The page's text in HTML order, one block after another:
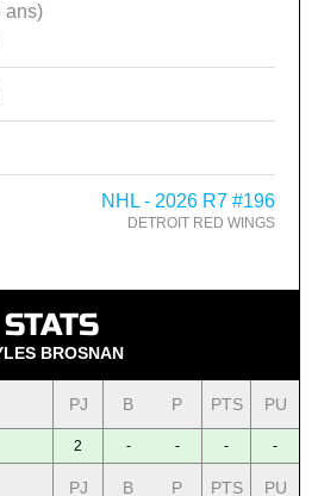
ans)
NHL - 2026 R7 #196
DETROIT RED WINGS
STATS
BROSNAN
PJ B P PTS PU
2 - - - -
PJ B P PTS PU